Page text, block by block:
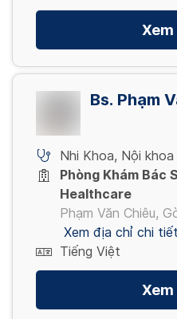
Xem
Bs. Phạm
Nhi Khoa, Nội khoa
Phòng Khám Bác
Healthcare
Phạm Văn Chiêu,
Xem địa chỉ chi tiết
Tiếng Việt
Xem